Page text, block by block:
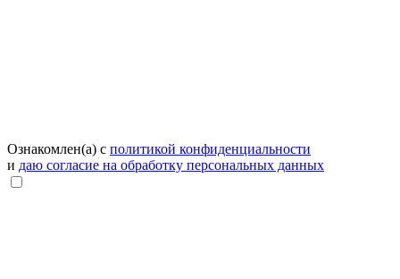
Ознакомлен(а) с политикой конфиденциальности
и даю согласие на обработку персональных данных